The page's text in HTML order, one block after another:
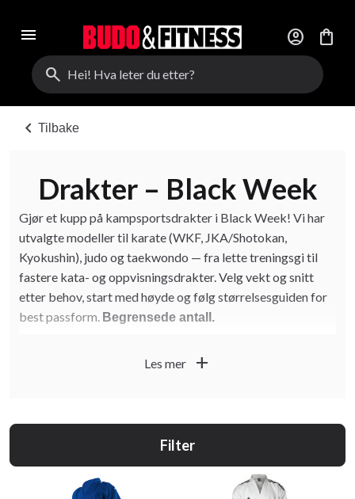
menu account_circle
shopping_bag
search
chevron_left Tilbake
Drakter – Black Week
Gjør et kupp på kampsportsdrakter i Black Week! Vi har
utvalgte modeller til karate (WKF, JKA/Shotokan,
Kyokushin), judo og taekwondo — fra lette treningsgi til
fastere kata- og oppvisningsdrakter. Velg vekt og snitt
etter behov, start med høyde og følg størrelsesguiden for
best passform. Begrensede antall.
Les mer add
Filter